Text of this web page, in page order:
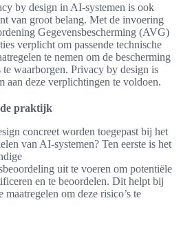
by design in AI-systemen is ook
van groot belang. Met de invoering
Gegevensbescherming (AVG)
verplicht om passende technische
te nemen om de bescherming
te waarborgen. Privacy by design is
aan deze verplichtingen te voldoen.
praktijk
concreet worden toegepast bij het
van AI-systemen? Ten eerste is het
uit te voeren om potentiële
en te beoordelen. Dit helpt bij
maatregelen om deze risico’s te